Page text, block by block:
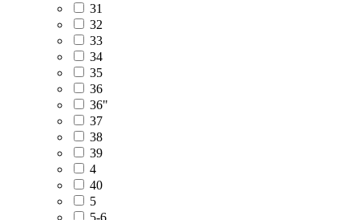
31
32
33
34
35
36
36"
37
38
39
4
40
5
5-6